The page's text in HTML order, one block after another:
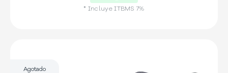
* IncluyeITBMS 7%
Agotado